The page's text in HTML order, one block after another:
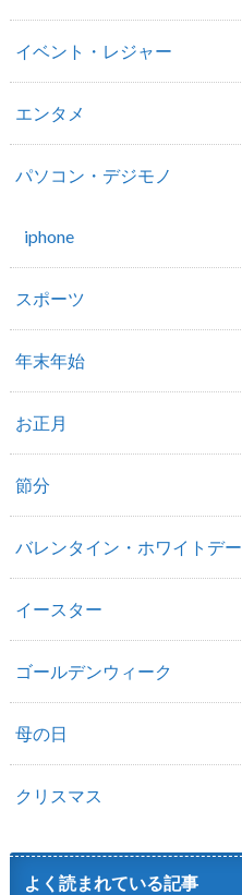
イベント・レジャー
エンタメ
パソコン・デジモノ
iphone
スポーツ
年末年始
お正月
節分
バレンタイン・ホワイトデー
イースター
ゴールデンウィーク
母の日
クリスマス
よく読まれている記事